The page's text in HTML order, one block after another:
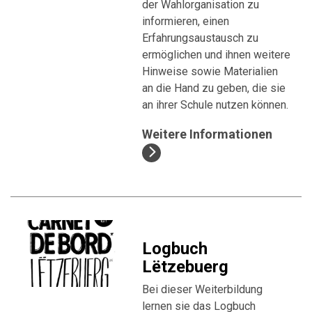
der Wahlorganisation zu
informieren, einen
Erfahrungsaustausch zu
ermöglichen und ihnen weitere
Hinweise sowie Materialien
an die Hand zu geben, die sie
an ihrer Schule nutzen können.
Weitere Informationen
Logbuch
Lëtzebuerg
Bei dieser Weiterbildung
lernen sie das Logbuch